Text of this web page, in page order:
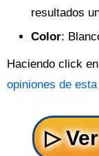
resultados
Color:
Haciendo click
opiniones de